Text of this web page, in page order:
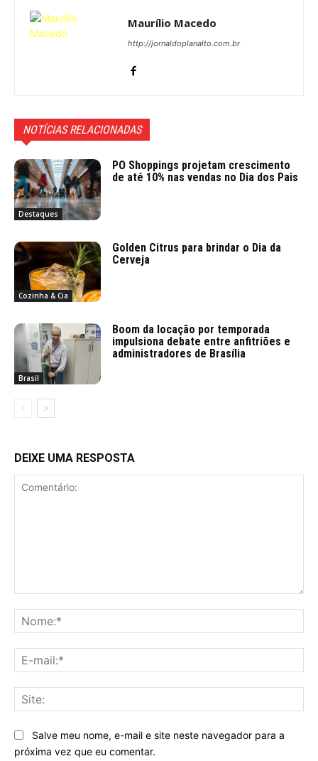
Maurílio Macedo
http://jornaldoplanalto.com.br
NOTÍCIAS RELACIONADAS
Destaques
PO Shoppings projetam crescimento
de até 10% nas vendas no Dia dos Pais
Cozinha & Cia
Golden Citrus para brindar o Dia da
Cerveja
Brasil
Boom da locação por temporada
impulsiona debate entre anfitriões e
administradores de Brasília
DEIXE UMA RESPOSTA
Salve meu nome, e-mail e site neste navegador para a
próxima vez que eu comentar.